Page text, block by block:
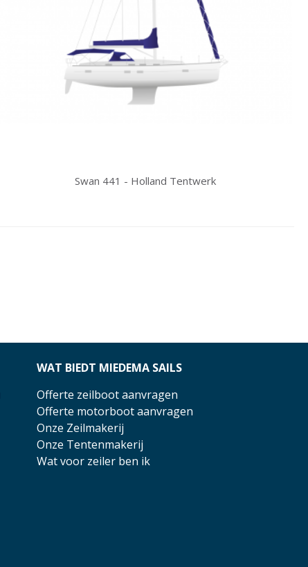
Swan 441 - Holland Tentwerk
WAT BIEDT MIEDEMA SAILS
Offerte zeilboot aanvragen
Offerte motorboot aanvragen
Onze Zeilmakerij
Onze Tentenmakerij
Wat voor zeiler ben ik